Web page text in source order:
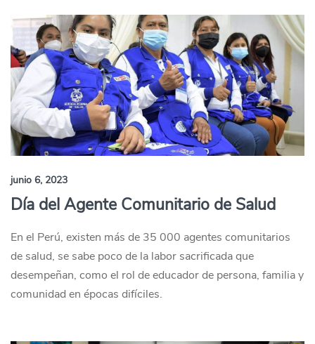
junio 6, 2023
Día del Agente Comunitario de Salud
En el Perú, existen más de 35 000 agentes comunitarios
de salud, se sabe poco de la labor sacrificada que
desempeñan, como el rol de educador de persona, familia y
comunidad en épocas difíciles.